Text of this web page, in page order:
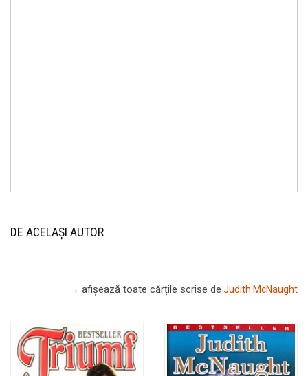
DE ACELAȘI AUTOR
→ afișează toate cărțile scrise de Judith McNaught